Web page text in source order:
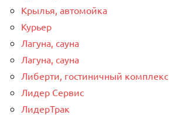
Крылья, автомойка
Курьер
Лагуна, сауна
Лагуна, сауна
Либерти, гостиничный комплекс
Лидер Сервис
ЛидерТрак